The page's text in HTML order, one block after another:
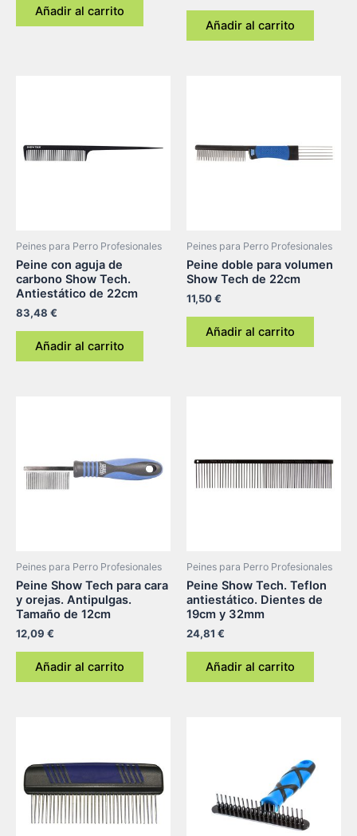
Añadir al carrito
Añadir al carrito
Peines para Perro Profesionales
Peine con aguja de
carbono Show Tech.
Antiestático de 22cm
83,48 €
Añadir al carrito
Peines para Perro Profesionales
Peine doble para volumen
Show Tech de 22cm
11,50€
Añadir al carrito
Peines para Perro Profesionales
Peine Show Tech para cara
y orejas. Antipulgas.
Tamaño de 12cm
12,09 €
Añadir al carrito
Peines para Perro Profesionales
Peine Show Tech. Teflon
antiestático. Dientes de
19cm y 32mm
24,81 €
Añadir al carrito